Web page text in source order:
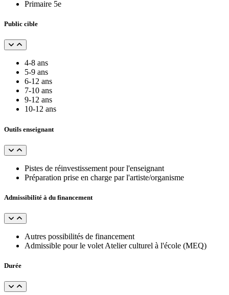
Primaire 5e
Public cible
4-8 ans
5-9 ans
6-12 ans
7-10 ans
9-12 ans
10-12 ans
Outils enseignant
Pistes de réinvestissement pour l'enseignant
Préparation prise en charge par l'artiste/organisme
Admissibilité à du financement
Autres possibilités de financement
Admissible pour le volet Atelier culturel à l'école (MEQ)
Durée